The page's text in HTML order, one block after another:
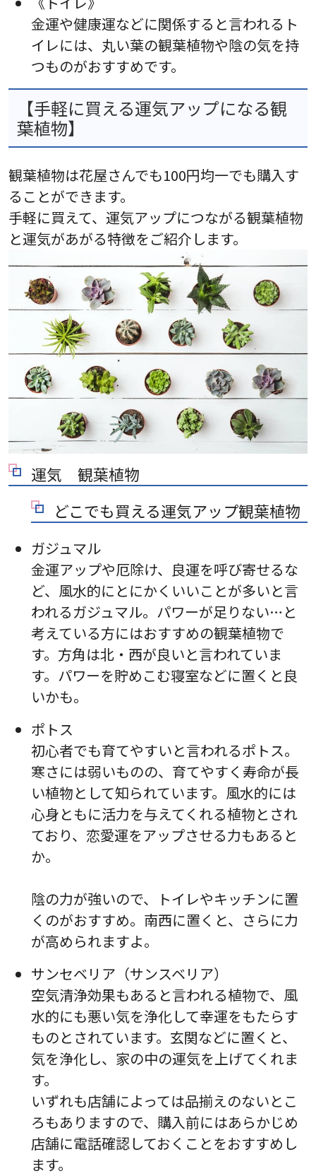
金運や健康運などに関係すると言われるト
イレには、丸い葉の観葉植物や陰の気を持
つものがおすすめです。
【手軽に買える運気アップになる観
葉植物】
観葉植物は花屋さんでも100円均一でも購入す
ることができます。
手軽に買えて、運気アップにつながる観葉植物
と運気があがる特徴をご紹介します。
運気 観葉植物
どこでも買える運気アップ観葉植物
ガジュマル
金運アップや厄除け、良運を呼び寄せるな
ど、風水的にとにかくいいことが多いと言
われるガジュマル。パワーが足りない…と
考えている方にはおすすめの観葉植物で
す。方角は北・西が良いと言われていま
す。パワーを貯めこむ寝室などに置くと良
いかも。
ポトス
初心者でも育てやすいと言われるポトス。
寒さには弱いものの、育てやすく寿命が長
い植物として知られています。風水的には
心身ともに活力を与えてくれる植物とされ
ており、恋愛運をアップさせる力もあると
か。
陰の力が強いので、トイレやキッチンに置
くのがおすすめ。南西に置くと、さらに力
が高められますよ。
サンセベリア（サンスベリア）
空気清浄効果もあると言われる植物で、風
水的にも悪い気を浄化して幸運をもたらす
ものとされています。玄関などに置くと、
気を浄化し、家の中の運気を上げてくれま
す。
いずれも店舗によっては品揃えのないとこ
ろもありますので、購入前にはあらかじめ
店舗に電話確認しておくことをおすすめし
ます。